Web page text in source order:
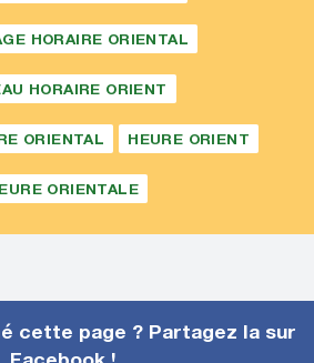
HORAIRE ORIENTAL
HORAIRE ORIENT
ORIENTAL HEURE ORIENT
ORIENTALE
cette page ? Partagez la sur